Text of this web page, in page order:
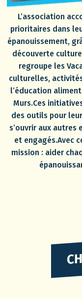
L’association
prioritaires dans
épanouissement,
découverte
regroupe les
culturelles,
l’éducation
Murs.Ces
des outils pour
s’ouvrir aux autres
et engagés.Avec
mission : aider